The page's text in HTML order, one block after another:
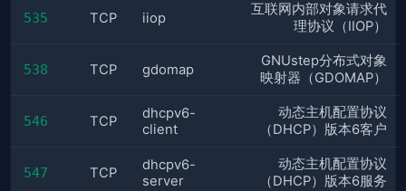
535 TCP iiop
互联网内部对象请求代
理协议（IIOP）
538 TCP gdomap
GNUstep分布式对象
映射器（GDOMAP）
546 TCP
dhcpv6-
client
动态主机配置协议
（DHCP）版本6客户
547 TCP
dhcpv6-
server
动态主机配置协议
（DHCP）版本6服务